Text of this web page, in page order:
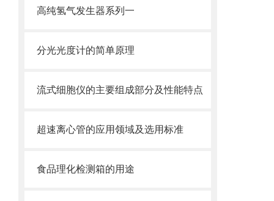
高纯氢气发生器系列一
分光光度计的简单原理
流式细胞仪的主要组成部分及性能特点
超速离心管的应用领域及选用标准
食品理化检测箱的用途